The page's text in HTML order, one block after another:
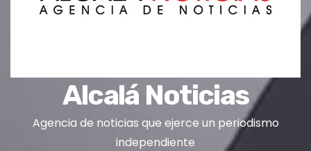
Alcalá Noticias
Agencia de noticias que ejerce un periodismo
independiente